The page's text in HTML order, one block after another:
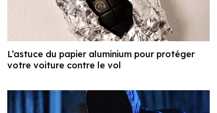
L’astuce du papier aluminium pour protéger
votre voiture contre le vol